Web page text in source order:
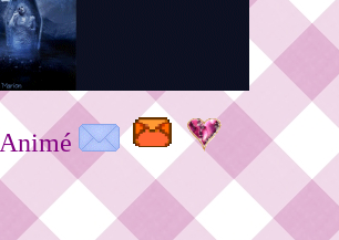
Animé